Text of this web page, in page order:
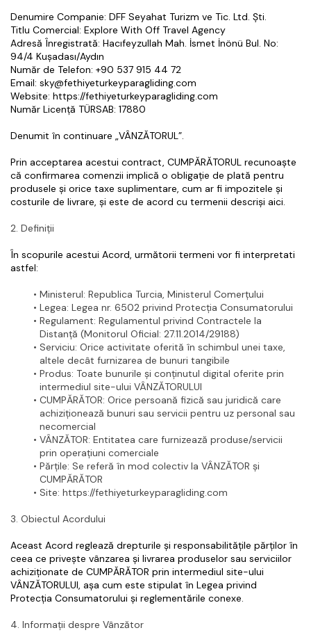
Denumire Companie: DFF Seyahat Turizm ve Tic. Ltd. Şti.
Titlu Comercial: Explore With Off Travel Agency
Adresă Înregistrată: Hacıfeyzullah Mah. İsmet İnönü Bul. No:
94/4 Kuşadası/Aydın
Număr de Telefon: +90 537 915 44 72
Email: sky@fethiyeturkeyparagliding.com
Website: https://fethiyeturkeyparagliding.com
Număr Licență TÜRSAB: 17880
Denumit în continuare „VÂNZĂTORUL”.
Prin acceptarea acestui contract, CUMPĂRĂTORUL recunoaște
că confirmarea comenzii implică o obligație de plată pentru
produsele și orice taxe suplimentare, cum ar fi impozitele și
costurile de livrare, și este de acord cu termenii descriși aici.
2. Definiții
În scopurile acestui Acord, următorii termeni vor fi interpretati
astfel:
Ministerul: Republica Turcia, Ministerul Comerțului
Legea: Legea nr. 6502 privind Protecția Consumatorului
Regulament: Regulamentul privind Contractele la
Distanță (Monitorul Oficial: 27.11.2014/29188)
Serviciu: Orice activitate oferită în schimbul unei taxe,
altele decât furnizarea de bunuri tangibile
Produs: Toate bunurile și conținutul digital oferite prin
intermediul site-ului VÂNZĂTORULUI
CUMPĂRĂTOR: Orice persoană fizică sau juridică care
achiziționează bunuri sau servicii pentru uz personal sau
necomercial
VÂNZĂTOR: Entitatea care furnizează produse/servicii
prin operațiuni comerciale
Părțile: Se referă în mod colectiv la VÂNZĂTOR și
CUMPĂRĂTOR
Site: https://fethiyeturkeyparagliding.com
3. Obiectul Acordului
Aceast Acord reglează drepturile și responsabilitățile părților în
ceea ce privește vânzarea și livrarea produselor sau serviciilor
achiziționate de CUMPĂRĂTOR prin intermediul site-ului
VÂNZĂTORULUI, așa cum este stipulat în Legea privind
Protecția Consumatorului și reglementările conexe.
4. Informații despre Vânzător